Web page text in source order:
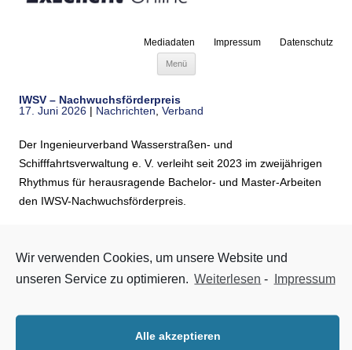
Mediadaten Impressum Datenschutz
Menü
IWSV – Nachwuchsförderpreis
17. Juni 2026 | Nachrichten Verband
Der Ingenieurverband Wasserstraßen- und
Schifffahrtsverwaltung e. V. verleiht seit 2023 im zweijährigen
Rhythmus für herausragende Bachelor- und Master-Arbeiten
den IWSV-Nachwuchsförderpreis.
„Der IWSV hat sich die Förderung junger Ingenieurinnen und
Ingenieure zum Ziel gesetzt. Der Förderpreis beträgt jeweils
hiermit gezielt die Leistungen junger Menschen und werben
damit auch für eine Beschäftigung bei der Wasserstraßen- und
Wir verwenden Cookies, um unsere Website und
unseren Service zu optimieren. Weiterlesen - Impressum
Alle akzeptieren